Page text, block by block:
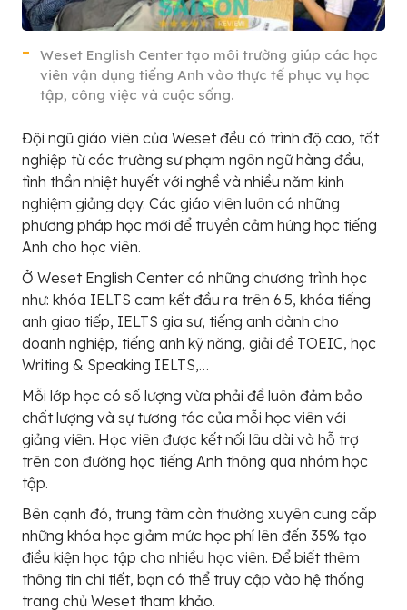
Weset English Center tạo môi trường giúp các học
viên vận dụng tiếng Anh vào thực tế phục vụ học
tập, công việc và cuộc sống.
Đội ngũ giáo viên của Weset đều có trình độ cao, tốt
nghiệp từ các trường sư phạm ngôn ngữ hàng đầu,
tình thần nhiệt huyết với nghề và nhiều năm kinh
nghiệm giảng dạy. Các giáo viên luôn có những
phương pháp học mới để truyền cảm hứng học tiếng
Anh cho học viên.
Ở Weset English Center có những chương trình học
như: khóa IELTS cam kết đầu ra trên 6.5, khóa tiếng
anh giao tiếp, IELTS gia sư, tiếng anh dành cho
doanh nghiệp, tiếng anh kỹ năng, giải đề TOEIC, học
Writing & Speaking IELTS,…
Mỗi lớp học có số lượng vừa phải để luôn đảm bảo
chất lượng và sự tương tác của mỗi học viên với
giảng viên. Học viên được kết nối lâu dài và hỗ trợ
trên con đường học tiếng Anh thông qua nhóm học
tập.
Bên cạnh đó, trung tâm còn thường xuyên cung cấp
những khóa học giảm mức học phí lên đến 35% tạo
điều kiện học tập cho nhiều học viên. Để biết thêm
thông tin chi tiết, bạn có thể truy cập vào hệ thống
trang chủ Weset tham khảo.